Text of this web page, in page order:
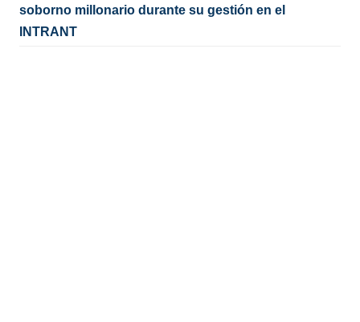
soborno millonario durante su gestión en el
INTRANT